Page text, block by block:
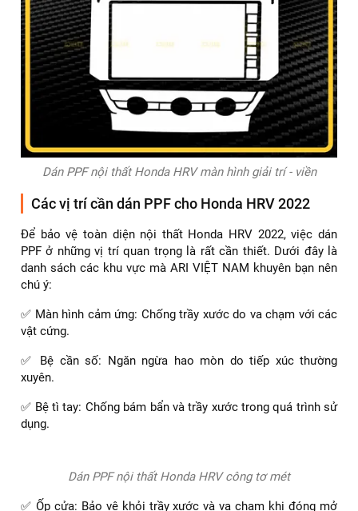
✅ Tăng độ bền: Kéo dài tuổi thọ của nội thất, duy trì vẻ đẹp
như mới.
✅ Dễ dàng bảo dưỡng: Vệ sinh nhanh chóng, tiết kiệm thời
gian.
✅ Bảo toàn giá trị xe: Nội thất được bảo vệ tốt sẽ làm tăng
giá trị khi bán lại.
Dán PPF nội thất Honda HRV màn hình giải trí - viền
Các vị trí cần dán PPF cho Honda HRV 2022
Để bảo vệ toàn diện nội thất Honda HRV 2022, việc dán